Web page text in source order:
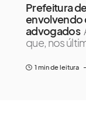
Prefeitura
envolvendo
advogados
que, nos
1 min de leitura